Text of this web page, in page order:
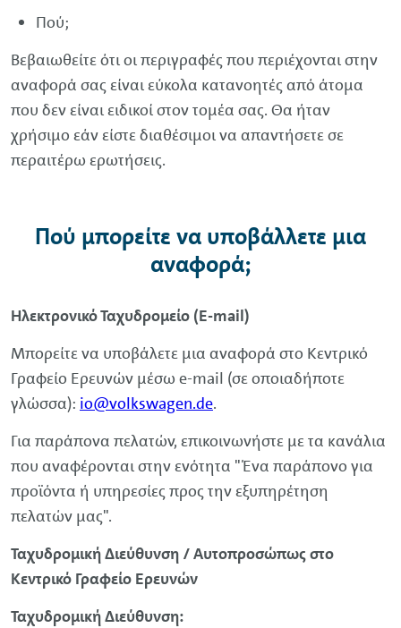
Πού;
Βεβαιωθείτε ότι οι περιγραφές που περιέχονται στην
αναφορά σας είναι εύκολα κατανοητές από άτομα
που δεν είναι ειδικοί στον τομέα σας. Θα ήταν
χρήσιμο εάν είστε διαθέσιμοι να απαντήσετε σε
περαιτέρω ερωτήσεις.
Πού μπορείτε να υποβάλλετε μια
αναφορά;
Ηλεκτρονικό Ταχυδρομείο (E-mail)
Μπορείτε να υποβάλετε μια αναφορά στο Κεντρικό
Γραφείο Ερευνών μέσω e-mail (σε οποιαδήποτε
γλώσσα): io@volkswagen.de.
Για παράπονα πελατών, επικοινωνήστε με τα κανάλια
που αναφέρονται στην ενότητα "Ένα παράπονο για
προϊόντα ή υπηρεσίες προς την εξυπηρέτηση
πελατών μας".
Ταχυδρομική Διεύθυνση / Αυτοπροσώπως στο
Κεντρικό Γραφείο Ερευνών
Ταχυδρομική Διεύθυνση: